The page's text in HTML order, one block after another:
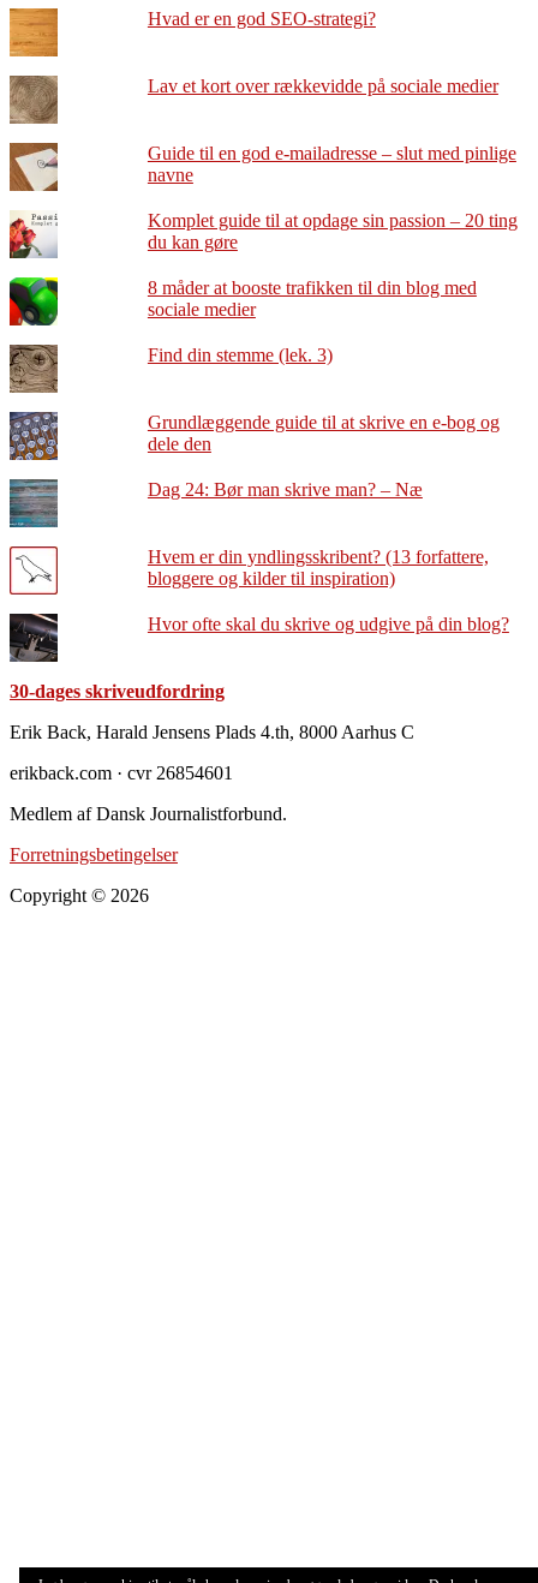
Hvad er en god SEO-strategi?
Lav et kort over rækkevidde på sociale medier
Guide til en god e-mailadresse – slut med pinlige
navne
Komplet guide til at opdage sin passion – 20 ting
du kan gøre
8 måder at booste trafikken til din blog med
sociale medier
Find din stemme (lek. 3)
Grundlæggende guide til at skrive en e-bog og
dele den
Dag 24: Bør man skrive man? – Næ
Hvem er din yndlingsskribent? (13 forfattere,
bloggere og kilder til inspiration)
Hvor ofte skal du skrive og udgive på din blog?
30-dages skriveudfordring
Footer
Erik Back, Harald Jensens Plads 4.th, 8000 Aarhus C
erikback.com · cvr 26854601
Medlem af Dansk Journalistforbund.
Forretningsbetingelser
Copyright © 2026